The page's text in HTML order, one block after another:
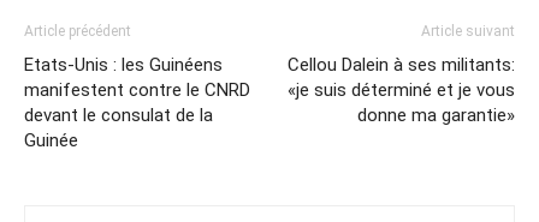
Article précédent
Etats-Unis : les Guinéens
manifestent contre le CNRD
devant le consulat de la
Guinée
Article suivant
Cellou Dalein à ses militants:
«je suis déterminé et je vous
donne ma garantie»